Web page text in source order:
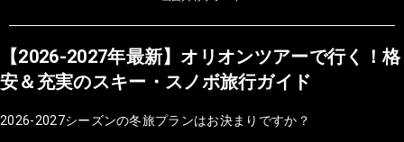
【2026-2027年最新】オリオンツアーで行く！格
安＆充実のスキー・スノボ旅行ガイド
2026-2027シーズンの冬旅プランはお決まりですか？